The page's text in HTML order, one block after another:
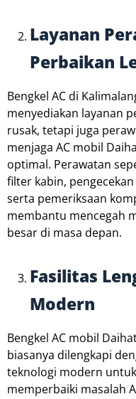
Layanan
Perbaikan
Bengkel AC di
menyediakan layanan
rusak, tetapi juga
menjaga AC mobil
optimal. Perawatan
filter kabin,
serta pemeriksaan
membantu mencegah
besar di masa depan.
Fasilitas
Modern
Bengkel AC mobil
biasanya dilengkapi
teknologi modern
memperbaiki masalah